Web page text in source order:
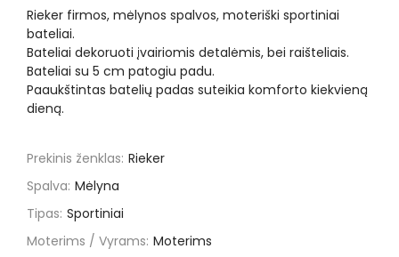
Rieker firmos, mėlynos spalvos, moteriški sportiniai
bateliai.
Bateliai dekoruoti įvairiomis detalėmis, bei raišteliais.
Bateliai su 5 cm patogiu padu.
Paaukštintas batelių padas suteikia komforto kiekvieną
dieną.
Prekinis ženklas: Rieker
Spalva: Mėlyna
Tipas: Sportiniai
Moterims / Vyrams: Moterims